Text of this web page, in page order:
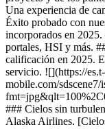
Una experiencia de
Éxito probado con
incorporados en
portales, HSI y más.
calificación en 2025.
servicio. ![](https://es.t-
mobile.com/
### Cielos sin
Alaska Airlines.